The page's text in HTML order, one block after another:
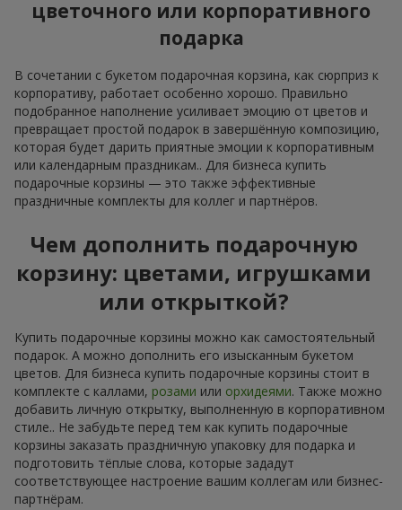
цветочного или корпоративного
подарка
В сочетании с букетом подарочная корзина, как сюрприз к
корпоративу, работает особенно хорошо. Правильно
подобранное наполнение усиливает эмоцию от цветов и
превращает простой подарок в завершённую композицию,
которая будет дарить приятные эмоции к корпоративным
или календарным праздникам.. Для бизнеса купить
подарочные корзины — это также эффективные
праздничные комплекты для коллег и партнёров.
Чем дополнить подарочную
корзину: цветами, игрушками
или открыткой?
Купить подарочные корзины можно как самостоятельный
подарок. А можно дополнить его изысканным букетом
цветов. Для бизнеса купить подарочные корзины стоит в
комплекте с каллами, розами или орхидеями. Также можно
добавить личную открытку, выполненную в корпоративном
стиле.. Не забудьте перед тем как купить подарочные
корзины заказать праздничную упаковку для подарка и
подготовить тёплые слова, которые зададут
соответствующее настроение вашим коллегам или бизнес-
партнёрам.